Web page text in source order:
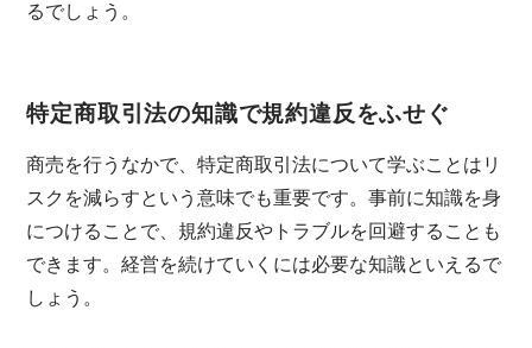
るでしょう。
特定商取引法の知識で規約違反をふせぐ
商売を行うなかで、特定商取引法について学ぶことはリ
スクを減らすという意味でも重要です。事前に知識を身
につけることで、規約違反やトラブルを回避することも
できます。経営を続けていくには必要な知識といえるで
しょう。